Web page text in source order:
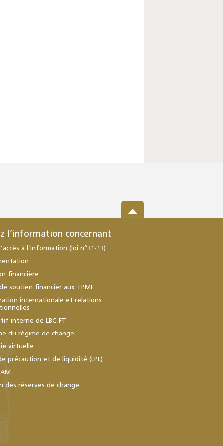
l’information concernant
à l’information (loi n°31-13)
financière
soutien financier aux TPME
internationale et relations
interne de LBC-FT
du régime de change
virtuelle
précaution et de liquidité (LPL)
des réserves de change